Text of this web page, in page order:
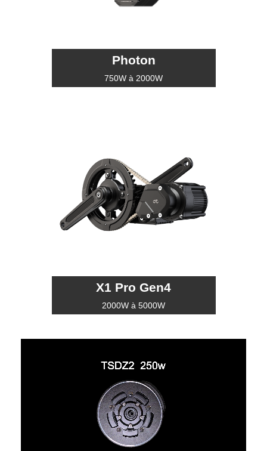
Photon
750W à 2000W
X1 Pro Gen4
2000W à 5000W